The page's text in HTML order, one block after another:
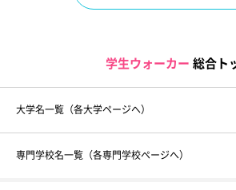
学生ウォーカー 総合ト
大学名一覧（各大学ページへ）
専門学校名一覧（各専門学校ページへ）